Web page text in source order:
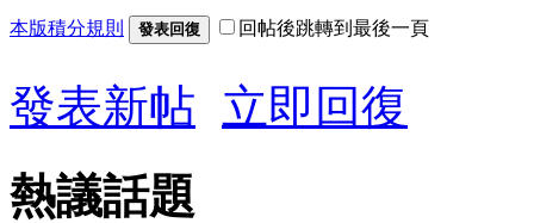
本版積分規則 發表回復 回帖後跳轉到最後一頁
發表新帖 立即回復
熱議話題